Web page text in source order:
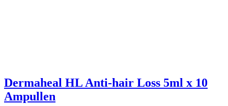
Dermaheal HL Anti-hair Loss 5ml x 10
Ampullen